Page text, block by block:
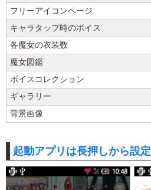
フリーアイコンページ
キャラタップ時のボイス
各魔女の衣装数
魔女図鑑
ボイスコレクション
ギャラリー
背景画像
起動アプリは長押しから設定